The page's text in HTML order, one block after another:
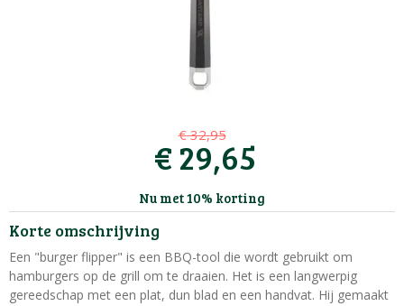
€ 32,95
€ 29,65
Nu met 10% korting
Korte omschrijving
Een "burger flipper" is een BBQ-tool die wordt gebruikt om
hamburgers op de grill om te draaien. Het is een langwerpig
gereedschap met een plat, dun blad en een handvat. Hij gemaakt